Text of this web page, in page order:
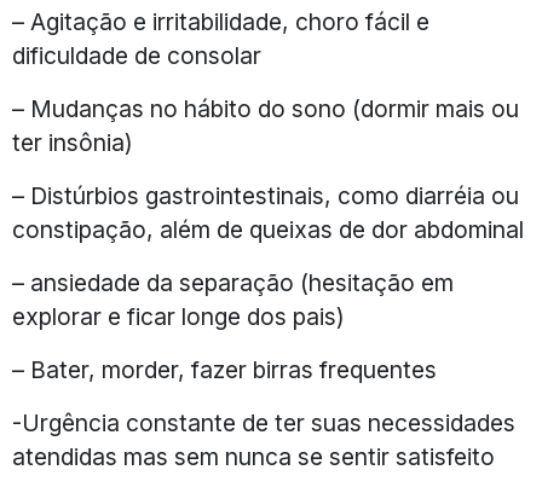
– Agitação e irritabilidade, choro fácil e
dificuldade de consolar
– Mudanças no hábito do sono (dormir mais ou
ter insônia)
– Distúrbios gastrointestinais, como diarréia ou
constipação, além de queixas de dor abdominal
– ansiedade da separação (hesitação em
explorar e ficar longe dos pais)
– Bater, morder, fazer birras frequentes
-Urgência constante de ter suas necessidades
atendidas mas sem nunca se sentir satisfeito